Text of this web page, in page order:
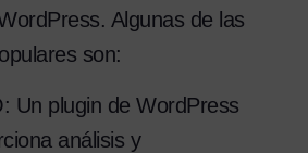
Algunas de las
son:
Un plugin de WordPress
análisis y